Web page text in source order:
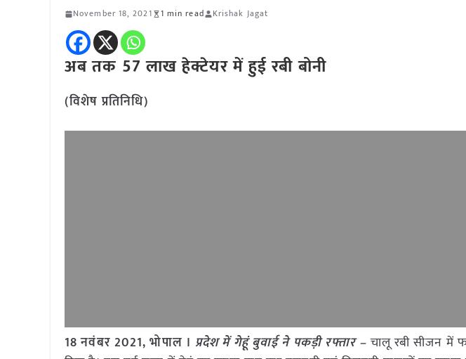
November 18, 2021 1 min read Krishak Jagat
अब तक 57 लाख हेक्टेयर में हुई रबी बोनी
(विशेष प्रतिनिधि)
18 नवंबर 2021, भोपाल । प्रदेश में गेहूं बुवाई ने पकड़ी रफ्तार –चालू रबी सीजन में